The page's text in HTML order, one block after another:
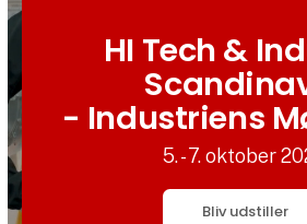
HI Tech &
- Industriens
5. - 7. oktober
Bliv udstiller